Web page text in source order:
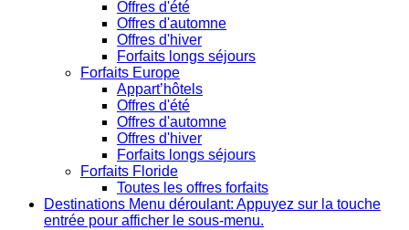
Offres d'été
Offres d'automne
Offres d'hiver
Forfaits longs séjours
Forfaits Europe
Appart’hôtels
Offres d'été
Offres d'automne
Offres d'hiver
Forfaits longs séjours
Forfaits Floride
Toutes les offres forfaits
Destinations Menu déroulant: Appuyez sur la touche
entrée pour afficher le sous-menu.